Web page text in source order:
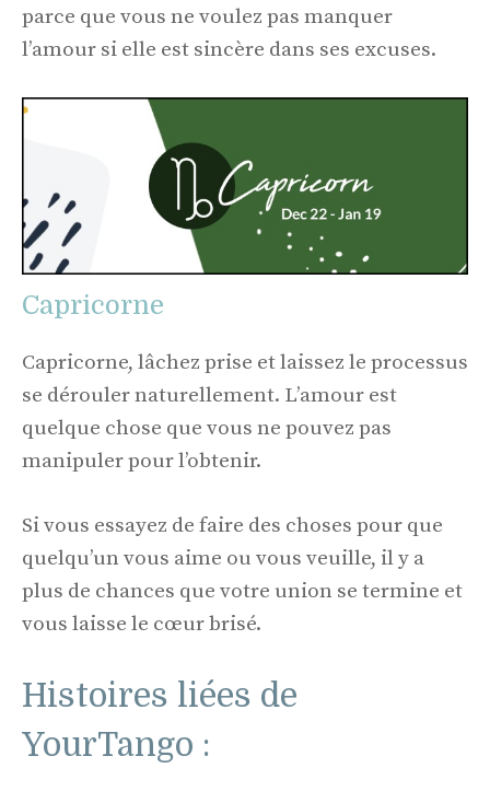
parce que vous ne voulez pas manquer
l’amour si elle est sincère dans ses excuses.
Capricorne
Capricorne, lâchez prise et laissez le processus
se dérouler naturellement. L’amour est
quelque chose que vous ne pouvez pas
manipuler pour l’obtenir.
Si vous essayez de faire des choses pour que
quelqu’un vous aime ou vous veuille, il y a
plus de chances que votre union se termine et
vous laisse le cœur brisé.
Histoires liées de
YourTango :